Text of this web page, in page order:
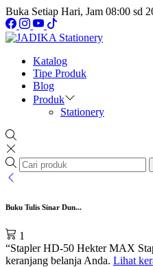
Buka Setiap Hari, Jam 08:00 sd
Katalog
Tipe Produk
Blog
Produk
Stationery
Buku Tulis Sinar Dun...
1
“Stapler HD-50 Hekter MAX
keranjang belanja Anda. Lihat